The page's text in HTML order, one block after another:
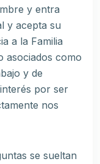
y entra
y acepta su
a la Familia
asociados como
y de
por ser
nos
se sueltan